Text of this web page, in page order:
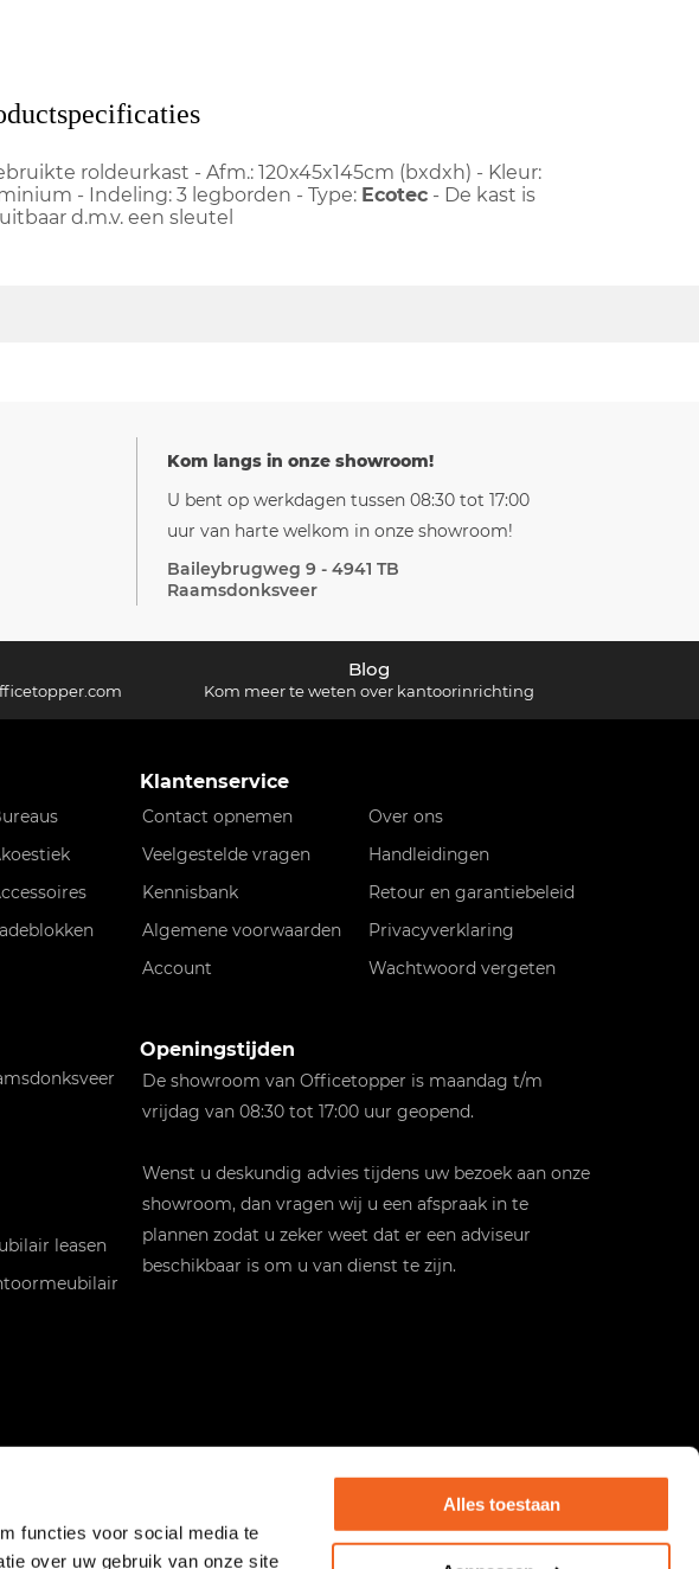
functies voor social media te
over uw gebruik van onze site
Alles toestaan
roldeurkast - Afm.: 120x45x145cm (bxdxh) - Kleur:
- Indeling: 3 legborden - Type: Ecotec - De kast is
d.m.v. een sleutel
Kom langs in onze showroom!
U bent op werkdagen tussen 08:30 tot 17:00
uur van harte welkom in onze showroom!
Baileybrugweg 9 - 4941 TB
Raamsdonksveer
Blog
Kom meer te weten over kantoorinrichting
leasen
Klantenservice
Contact opnemen
Over ons
Veelgestelde vragen
Handleidingen
Kennisbank
Retour en garantiebeleid
Algemene voorwaarden
Privacyverklaring
Account
Wachtwoord vergeten
Openingstijden
De showroom van Officetopper is maandag t/m
vrijdag van 08:30 tot 17:00 uur geopend.
Wenst u deskundig advies tijdens uw bezoek aan onze
showroom, dan vragen wij u een afspraak in te
plannen zodat u zeker weet dat er een adviseur
beschikbaar is om u van dienst te zijn.